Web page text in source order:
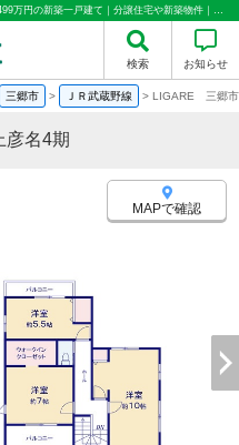
LIGARE 三郷市上彦名4期 埼玉県三郷市上彦名｜4,499万円の新築一戸建て｜分譲住宅や新築物件｜三敬商事株式会社(サンケイ商事)
検索 お知らせ
三郷市 > ＪＲ武蔵野線 > LIGARE 三郷
彦名4期
MAPで確認